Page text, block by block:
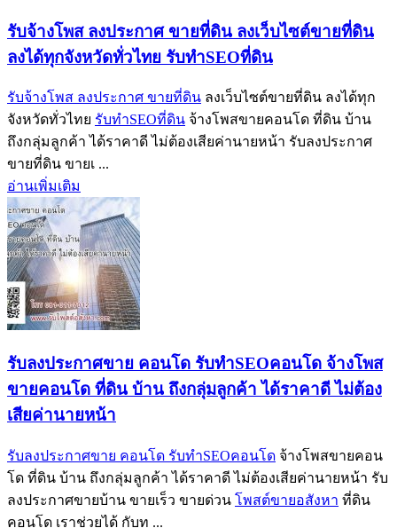
รับจ้างโพส ลงประกาศ ขายที่ดิน ลงเว็บไซต์ขายที่ดิน
ลงได้ทุกจังหวัดทั่วไทย รับทำSEOที่ดิน
รับจ้างโพส ลงประกาศ ขายที่ดิน ลงเว็บไซต์ขายที่ดิน ลงได้ทุก
จังหวัดทั่วไทย รับทำSEOที่ดิน จ้างโพสขายคอนโด ที่ดิน บ้าน
ถึงกลุ่มลูกค้า ได้ราคาดี ไม่ต้องเสียค่านายหน้า รับลงประกาศ
ขายที่ดิน ขายเ ...
อ่านเพิ่มเติม
รับลงประกาศขาย คอนโด รับทำSEOคอนโด จ้างโพส
ขายคอนโด ที่ดิน บ้าน ถึงกลุ่มลูกค้า ได้ราคาดี ไม่ต้อง
เสียค่านายหน้า
รับลงประกาศขาย คอนโด รับทำSEOคอนโด จ้างโพสขายคอน
โด ที่ดิน บ้าน ถึงกลุ่มลูกค้า ได้ราคาดี ไม่ต้องเสียค่านายหน้า รับ
ลงประกาศขายบ้าน ขายเร็ว ขายด่วน โพสต์ขายอสังหา ที่ดิน
คอนโด เราช่วยได้ กับท ...